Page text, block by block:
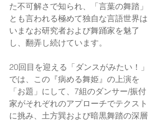
た不可解さで知られ、「言葉の舞踏」
とも言われる極めて独自な言語世界は
いまなお研究者および舞踊家を魅了
し、翻弄し続けています。
20回目を迎える「ダンスがみたい！」
では、この『病める舞姫』の上演を
「お題」にして、7組のダンサー/振付
家がそれぞれのアプローチでテクスト
に挑み、土方巽および暗黒舞踏の深層